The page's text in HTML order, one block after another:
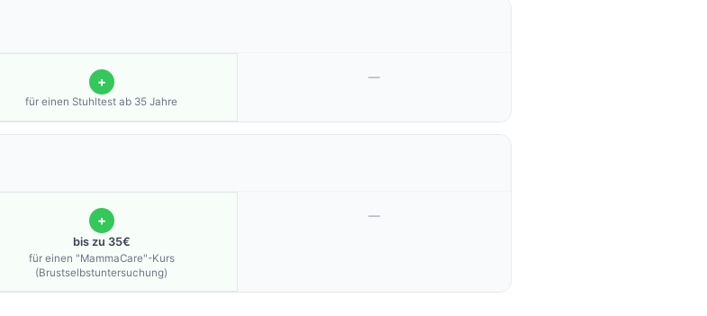
+
für einen Stuhltest ab 35 Jahre
—
+
bis zu 35€
für einen "MammaCare"-Kurs
(Brustselbstuntersuchung)
—